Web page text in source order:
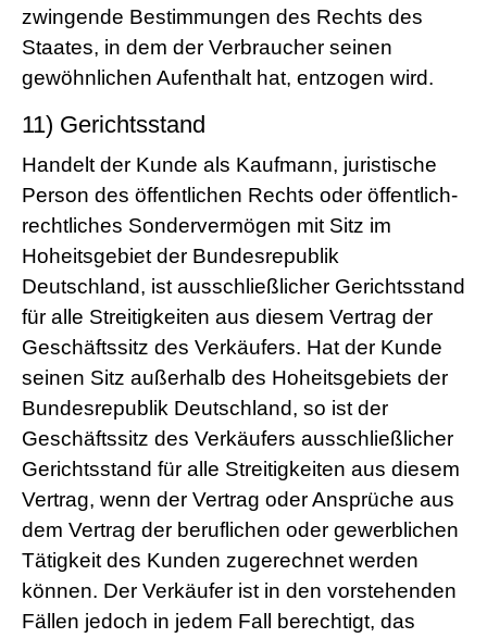
zwingende Bestimmungen des Rechts des
Staates, in dem der Verbraucher seinen
gewöhnlichen Aufenthalt hat, entzogen wird.
11) Gerichtsstand
Handelt der Kunde als Kaufmann, juristische
Person des öffentlichen Rechts oder öffentlich-
rechtliches Sondervermögen mit Sitz im
Hoheitsgebiet der Bundesrepublik
Deutschland, ist ausschließlicher Gerichtsstand
für alle Streitigkeiten aus diesem Vertrag der
Geschäftssitz des Verkäufers. Hat der Kunde
seinen Sitz außerhalb des Hoheitsgebiets der
Bundesrepublik Deutschland, so ist der
Geschäftssitz des Verkäufers ausschließlicher
Gerichtsstand für alle Streitigkeiten aus diesem
Vertrag, wenn der Vertrag oder Ansprüche aus
dem Vertrag der beruflichen oder gewerblichen
Tätigkeit des Kunden zugerechnet werden
können. Der Verkäufer ist in den vorstehenden
Fällen jedoch in jedem Fall berechtigt, das